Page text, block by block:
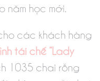
năm học mới.
các khách hàng
tái chế “Lady
1035 chai rỗng